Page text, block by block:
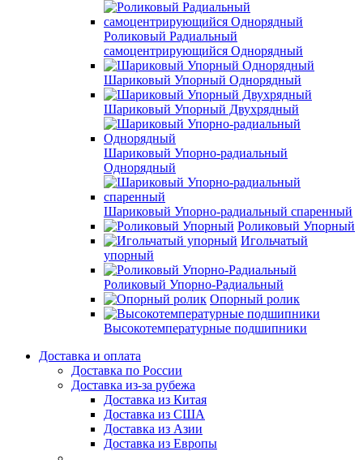
Роликовый Радиальный
самоцентрирующийся Однорядный
Шариковый Упорный Однорядный
Шариковый Упорный Двухрядный
Шариковый Упорно-радиальный
Однорядный
Шариковый Упорно-радиальный спаренный
Роликовый Упорный
Игольчатый
упорный
Роликовый Упорно-Радиальный
Опорный ролик
Высокотемпературные подшипники
Доставка и оплата
Доставка по России
Доставка из-за рубежа
Доставка из Китая
Доставка из США
Доставка из Азии
Доставка из Европы